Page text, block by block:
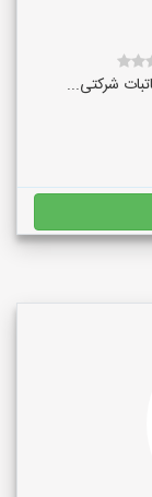
شرکتی...